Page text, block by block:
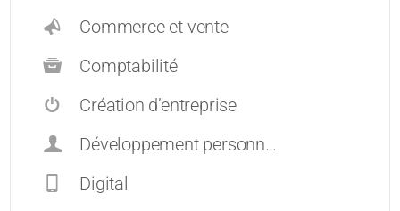
Commerce et vente
Comptabilité
Création d’entreprise
Développement personnel et carrières
Digital